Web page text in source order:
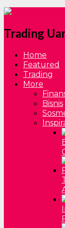
Trading
Home
Featured
Trading
More
Bisnis